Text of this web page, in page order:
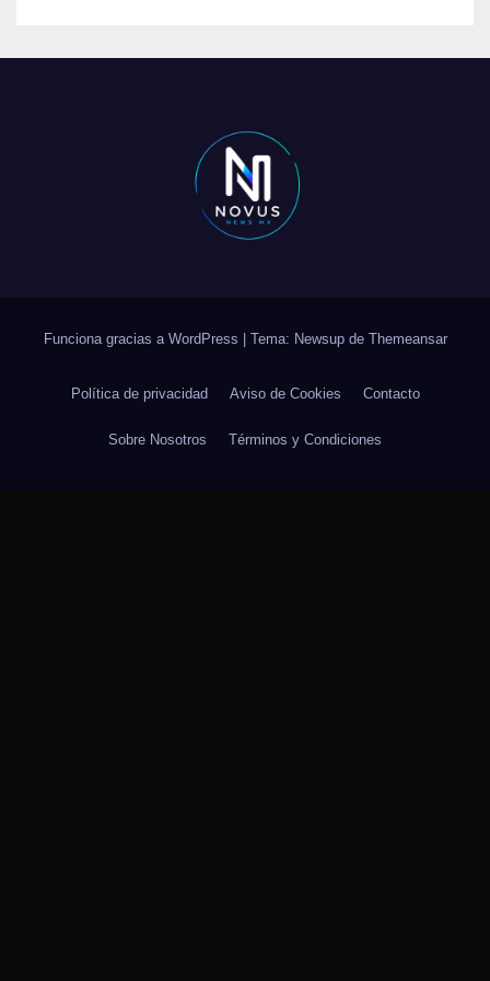
Funciona gracias a WordPress Tema: Newsup de Themeansar
Política de privacidad Aviso de Cookies Contacto
Sobre Nosotros Términos y Condiciones